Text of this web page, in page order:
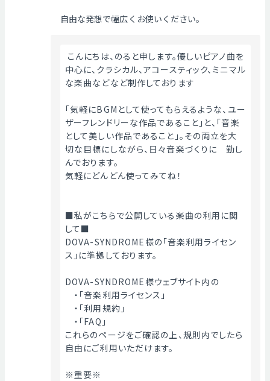
自由な発想で幅広くお使いください。
中心に、クラシカル、アコースティック、ミニマル
な楽曲などなど制作しております
「気軽にBGMとして使ってもらえるような、ユー
ザーフレンドリーな作品であること」と、「音楽
として美しい作品であること」。その両立を大
切な目標にしながら、日々音楽づくりに　勤し
んでおります。
気軽にどんどん使ってみてね！
■私がこちらで公開している楽曲の利用に関
して■
DOVA-SYNDROME様の「音楽利用ライセン
ス」に準拠しております。
DOVA-SYNDROME様ウェブサイト内の
・「音楽利用ライセンス」
・「利用規約」
・「FAQ」
これらのページをご確認の上、規則内でしたら
自由にご利用いただけます。
※重要※